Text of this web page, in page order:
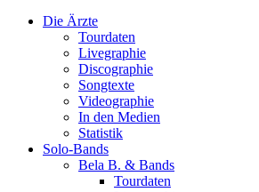
Die Ärzte
Tourdaten
Livegraphie
Discographie
Songtexte
Videographie
In den Medien
Statistik
Solo-Bands
Bela B. & Bands
Tourdaten